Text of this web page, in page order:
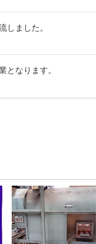
しました。
となります。